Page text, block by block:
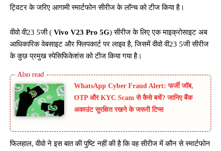
ट्विटर के जरिए आगामी स्मार्टफोन सीरीज के लॉन्च को टीज किया है।
वीवो वी23 5जी ( Vivo V23 Pro 5G) सीरीज के लिए एक माइक्रोसाइट अब
आधिकारिक वेबसाइट और फ्लिपकार्ट पर लाइव है, जिसमें वीवो वी23 5जी सीरीज
के कुछ प्रमुख स्पेसिफिकेशंस को टीज किया गया है।
WhatsApp Cyber Fraud Alert: फर्जी जॉब,
OTP और KYC Scam से कैसे बचें? जानिए बैंक
अकाउंट सुरक्षित रखने के जरूरी टिप्स
फिलहाल, वीवो ने इस बात की पुष्टि नहीं की है कि वह सीरीज में कौन से स्मार्टफोन